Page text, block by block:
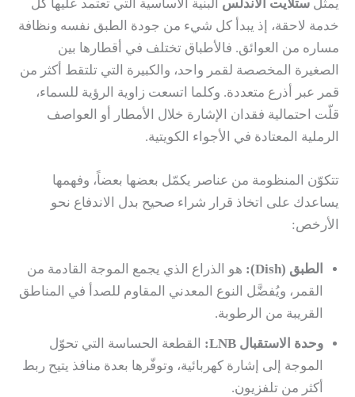
يمثّل ستلايت الأندلس البنية الأساسية التي تعتمد عليها كل
خدمة لاحقة، إذ يبدأ كل شيء من جودة الطبق نفسه ونظافة
مساره من العوائق. فالأطباق تختلف في أقطارها بين
الصغيرة المخصصة لقمر واحد، والكبيرة التي تلتقط أكثر من
قمر عبر أذرع متعددة. وكلما اتسعت زاوية الرؤية للسماء،
قلّت احتمالية فقدان الإشارة خلال الأمطار أو العواصف
الرملية المعتادة في الأجواء الكويتية.
تتكوّن المنظومة من عناصر يكمّل بعضها بعضاً، وفهمها
يساعدك على اتخاذ قرار شراء صحيح بدل الاندفاع نحو
الأرخص:
الطبق (Dish):
هو الذراع الذي يجمع الموجة القادمة من
القمر، ويُفضَّل النوع المعدني المقاوم للصدأ في المناطق
القريبة من الرطوبة.
وحدة الاستقبال LNB:
القطعة الحساسة التي تحوّل
الموجة إلى إشارة كهربائية، وتوفّرها بعدة منافذ يتيح ربط
أكثر من تلفزيون.